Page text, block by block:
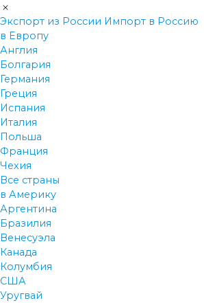
Экспорт из России Импорт в Россию
в Европу
Англия
Болгария
Германия
Греция
Испания
Италия
Польша
Франция
Чехия
Все страны
в Америку
Аргентина
Бразилия
Венесуэла
Канада
Колумбия
США
Уругвай